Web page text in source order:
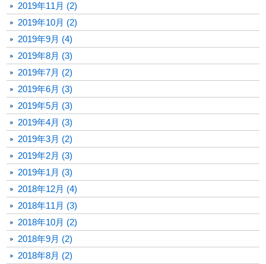
2019年11月 (2)
2019年10月 (2)
2019年9月 (4)
2019年8月 (3)
2019年7月 (2)
2019年6月 (3)
2019年5月 (3)
2019年4月 (3)
2019年3月 (2)
2019年2月 (3)
2019年1月 (3)
2018年12月 (4)
2018年11月 (3)
2018年10月 (2)
2018年9月 (2)
2018年8月 (2)